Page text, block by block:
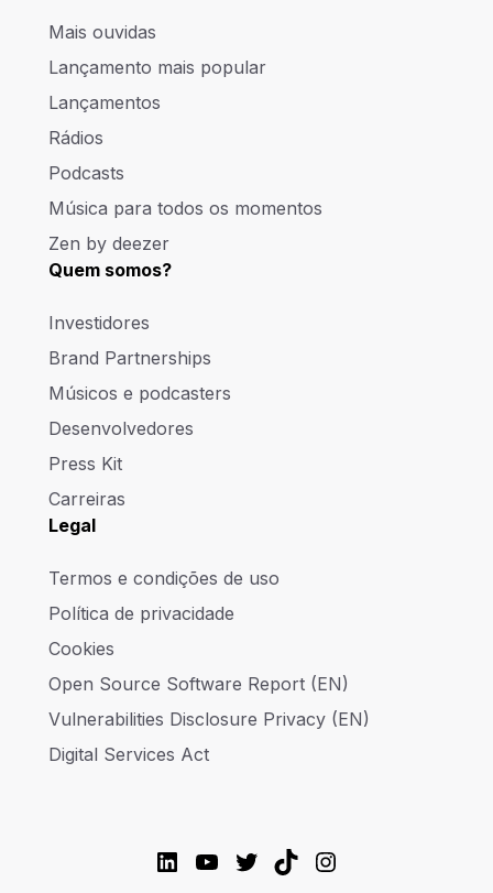
Mais ouvidas
Lançamento mais popular
Lançamentos
Rádios
Podcasts
Música para todos os momentos
Zen by deezer
Quem somos?
Investidores
Brand Partnerships
Músicos e podcasters
Desenvolvedores
Press Kit
Carreiras
Legal
Termos e condições de uso
Política de privacidade
Cookies
Open Source Software Report (EN)
Vulnerabilities Disclosure Privacy (EN)
Digital Services Act
LinkedIn
YouTube
Twitter
TikTokInstagram